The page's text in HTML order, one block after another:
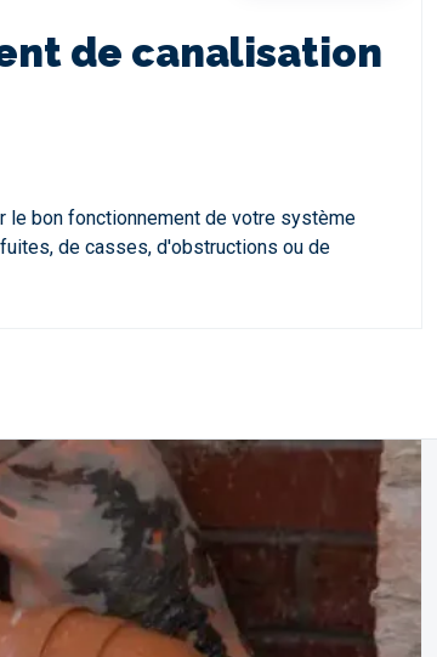
de canalisation
le bon fonctionnement de votre système
de casses, d'obstructions ou de